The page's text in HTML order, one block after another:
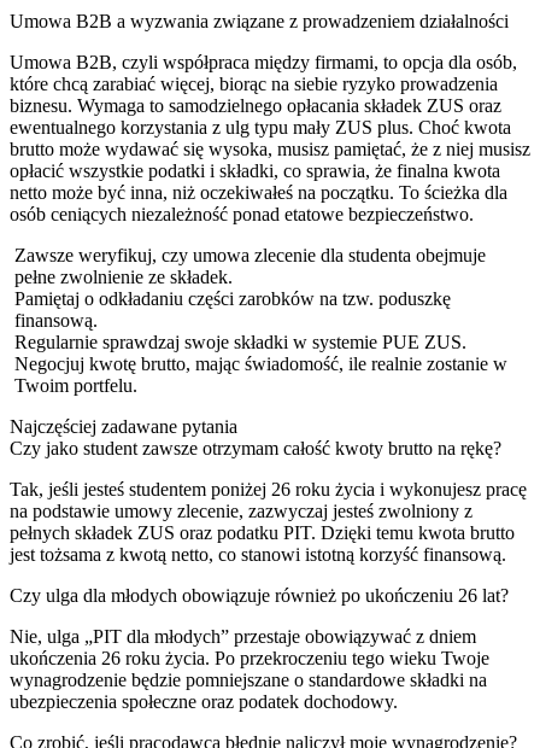
Umowa B2B a wyzwania związane z prowadzeniem działalności
Umowa B2B, czyli współpraca między firmami, to opcja dla osób,
które chcą zarabiać więcej, biorąc na siebie ryzyko prowadzenia
biznesu. Wymaga to samodzielnego opłacania składek ZUS oraz
ewentualnego korzystania z ulg typu mały ZUS plus. Choć kwota
brutto może wydawać się wysoka, musisz pamiętać, że z niej musisz
opłacić wszystkie podatki i składki, co sprawia, że finalna kwota
netto może być inna, niż oczekiwałeś na początku. To ścieżka dla
osób ceniących niezależność ponad etatowe bezpieczeństwo.
Zawsze weryfikuj, czy umowa zlecenie dla studenta obejmuje
pełne zwolnienie ze składek.
Pamiętaj o odkładaniu części zarobków na tzw. poduszkę
finansową.
Regularnie sprawdzaj swoje składki w systemie PUE ZUS.
Negocjuj kwotę brutto, mając świadomość, ile realnie zostanie w
Twoim portfelu.
Najczęściej zadawane pytania
Czy jako student zawsze otrzymam całość kwoty brutto na rękę?
Tak, jeśli jesteś studentem poniżej 26 roku życia i wykonujesz pracę
na podstawie umowy zlecenie, zazwyczaj jesteś zwolniony z
pełnych składek ZUS oraz podatku PIT. Dzięki temu kwota brutto
jest tożsama z kwotą netto, co stanowi istotną korzyść finansową.
Czy ulga dla młodych obowiązuje również po ukończeniu 26 lat?
Nie, ulga „PIT dla młodych” przestaje obowiązywać z dniem
ukończenia 26 roku życia. Po przekroczeniu tego wieku Twoje
wynagrodzenie będzie pomniejszane o standardowe składki na
ubezpieczenia społeczne oraz podatek dochodowy.
Co zrobić, jeśli pracodawca błędnie naliczył moje wynagrodzenie?